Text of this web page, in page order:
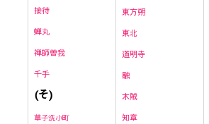
接待
蝉丸
禅師曽我
千手
(そ)
草子洗小町
東方朔
東北
道明寺
融
木賊
知章